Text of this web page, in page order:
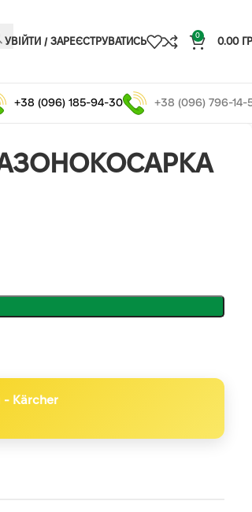
УВІЙТИ / ЗАРЕЄСТРУВАТИСЬ
0
0.00
+38 (096) 185-94-30 +38 (096) 796-14-
- Kärcher